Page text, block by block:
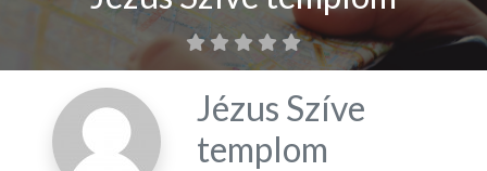
Jézus Szíve
templom